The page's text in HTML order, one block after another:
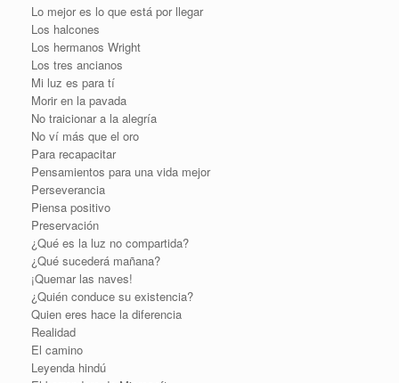
Lo mejor es lo que está por llegar
Los halcones
Los hermanos Wright
Los tres ancianos
Mi luz es para tí
Morir en la pavada
No traicionar a la alegría
No ví más que el oro
Para recapacitar
Pensamientos para una vida mejor
Perseverancia
Piensa positivo
Preservación
¿Qué es la luz no compartida?
¿Qué sucederá mañana?
¡Quemar las naves!
¿Quién conduce su existencia?
Quien eres hace la diferencia
Realidad
El camino
Leyenda hindú